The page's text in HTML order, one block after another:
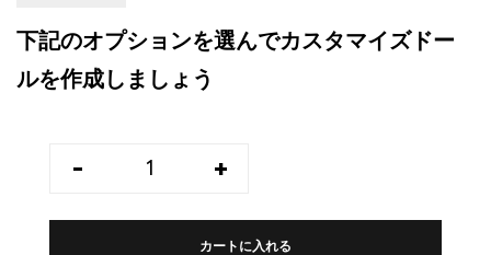
下記のオプションを選んでカスタマイズドー
ルを作成しましょう
- +
カートに入れる